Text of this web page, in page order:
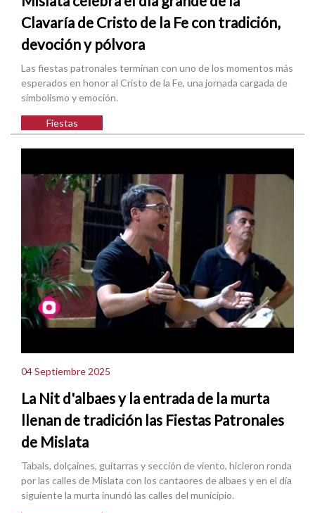
Clavaría de Cristo de la Fe con tradición,
devoción y pólvora
Las fiestas patronales terminan con uno de los momentos más
esperados en honor al Cristo de la Fe, una jornada cargada de
simbolismo y emoción.
Fiestas
04 Septiembre 2025
La Nit d'albaes y la entrada de la murta
llenan de tradición las Fiestas Patronales
de Mislata
Tabals, dolçaines, guitarras y sección de viento, hicieron ronda
por las calles de Mislata con los cantaores de albaes y en el día
siguiente la murta inundó las calles del municipio.